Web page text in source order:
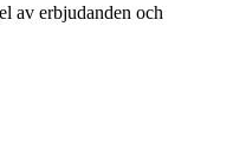
av erbjudanden och